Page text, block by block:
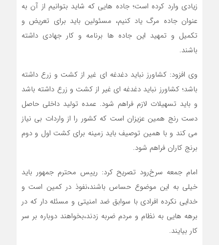
زیادی وارد کرده است؛ جاده هایی که شاید بتوانیم از آن به
عنوان جاده مرگ یاد کنیم، مسئولین باید برای تعریض و
تکمیل و تمهید این جاده ها برنامه و کار جهادی داشته
باشند.
وی افزود: کشاورز نباید دغدغه ای غیر از کشت و زرع داشته
باشد؛ کشاورز نباید دغدغه ای غیر از کشت و زرع داشته باشد
و باید تسهیلات لازم فراهم شود. عمده تولید داخلی حاصل
دست رنج همین عزیزان است که کشور را از واردات بی نیاز
می کند و با همین توصیف باید زمینه برای کشت اول و دوم
برنج کاران فراهم شود.
امام جمعه سرخ‌رود تصریح کرد: رییس محترم جمهور باید
خیلی به این موضوع حساس باشند،نفوذ در کمین است و
خدایی نکرده افرادی با سوابق ضد امنیتی و مسئله دار که در
برهه هایی به نظام و مردم ضربه زدند،بخواهند دوباره بر سر
کار بیایند.